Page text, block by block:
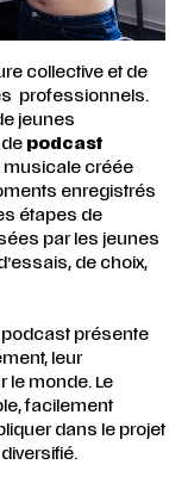
collective et de
professionnels.
jeunes
podcast
musicale créée
enregistrés
étapes de
par les jeunes
de choix,
présente
leur
le monde. Le
facilement
dans le projet